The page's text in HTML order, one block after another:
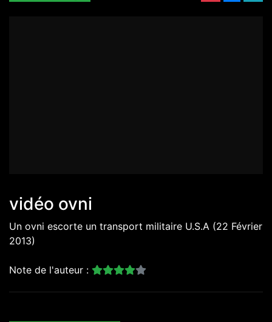
vidéo ovni
Un ovni escorte un transport militaire U.S.A (22 Février
2013)
Note de l'auteur :